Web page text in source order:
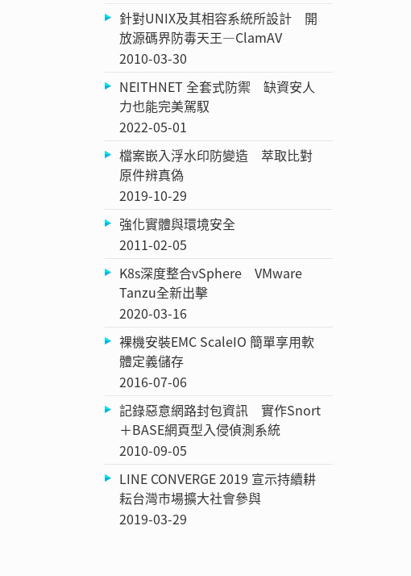
針對UNIX及其相容系統所設計 開
放源碼界防毒天王—ClamAV
2010-03-30
NEITHNET 全套式防禦 缺資安人
力也能完美駕馭
2022-05-01
檔案嵌入浮水印防變造 萃取比對
原件辨真偽
2019-10-29
強化實體與環境安全
2011-02-05
K8s深度整合vSphere VMware
Tanzu全新出擊
2020-03-16
裸機安裝EMC ScaleIO 簡單享用軟
體定義儲存
2016-07-06
記錄惡意網路封包資訊 實作Snort
＋BASE網頁型入侵偵測系統
2010-09-05
LINE CONVERGE 2019 宣示持續耕
耘台灣市場擴大社會參與
2019-03-29